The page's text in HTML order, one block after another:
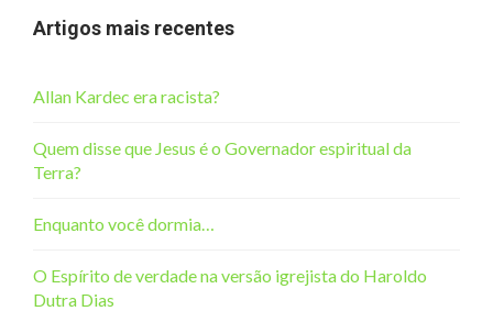
Artigos mais recentes
Allan Kardec era racista?
Quem disse que Jesus é o Governador espiritual da
Terra?
Enquanto você dormia…
O Espírito de verdade na versão igrejista do Haroldo
Dutra Dias